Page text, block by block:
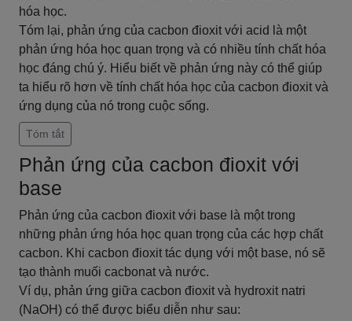
hóa học.
Tóm lại, phản ứng của cacbon đioxit với acid là một
phản ứng hóa học quan trọng và có nhiều tính chất hóa
học đáng chú ý. Hiểu biết về phản ứng này có thể giúp
ta hiểu rõ hơn về tính chất hóa học của cacbon đioxit và
ứng dụng của nó trong cuộc sống.
Tóm tắt
Phản ứng của cacbon đioxit với
base
Phản ứng của cacbon đioxit với base là một trong
những phản ứng hóa học quan trọng của các hợp chất
cacbon. Khi cacbon đioxit tác dụng với một base, nó sẽ
tạo thành muối cacbonat và nước.
Ví dụ, phản ứng giữa cacbon đioxit và hydroxit natri
(NaOH) có thể được biểu diễn như sau: